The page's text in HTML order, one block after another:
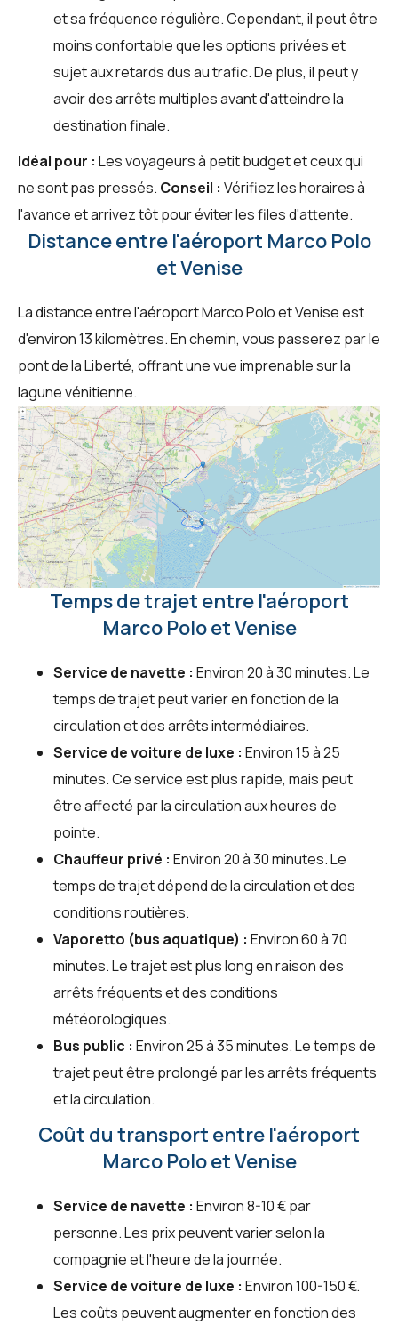
et sa fréquence régulière. Cependant, il peut être
moins confortable que les options privées et
sujet aux retards dus au trafic. De plus, il peut y
avoir des arrêts multiples avant d'atteindre la
destination finale.
Idéal pour : Les voyageurs à petit budget et ceux qui
ne sont pas pressés. Conseil : Vérifiez les horaires à
l'avance et arrivez tôt pour éviter les files d'attente.
Distance entre l'aéroport Marco Polo
et Venise
La distance entre l'aéroport Marco Polo et Venise est
d'environ 13 kilomètres. En chemin, vous passerez par le
pont de la Liberté, offrant une vue imprenable sur la
lagune vénitienne.
Temps de trajet entre l'aéroport
Marco Polo et Venise
Service de navette : Environ 20 à 30 minutes. Le
temps de trajet peut varier en fonction de la
circulation et des arrêts intermédiaires.
Service de voiture de luxe : Environ 15 à 25
minutes. Ce service est plus rapide, mais peut
être affecté par la circulation aux heures de
pointe.
Chauffeur privé : Environ 20 à 30 minutes. Le
temps de trajet dépend de la circulation et des
conditions routières.
Vaporetto (bus aquatique) : Environ 60 à 70
minutes. Le trajet est plus long en raison des
arrêts fréquents et des conditions
météorologiques.
Bus public : Environ 25 à 35 minutes. Le temps de
trajet peut être prolongé par les arrêts fréquents
et la circulation.
Coût du transport entre l'aéroport
Marco Polo et Venise
Service de navette : Environ 8-10 € par
personne. Les prix peuvent varier selon la
compagnie et l'heure de la journée.
Service de voiture de luxe : Environ 100-150 €.
Les coûts peuvent augmenter en fonction des